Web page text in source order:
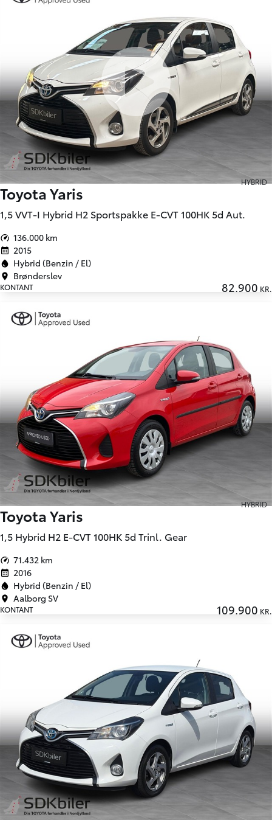
HYBRID
Toyota Yaris
1,5 VVT-I Hybrid H2 Sportspakke E-CVT 100HK 5d Aut.
136.000 km
2015
Hybrid (Benzin / El)
Brønderslev
KONTANT 82.900 KR.
HYBRID
Toyota Yaris
1,5 Hybrid H2 E-CVT 100HK 5d Trinl. Gear
71.432 km
2016
Hybrid (Benzin / El)
Aalborg SV
KONTANT 109.900 KR.